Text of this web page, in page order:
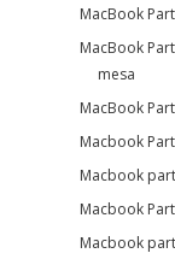
MacBook
MacBook
mesa
MacBook
Macbook
Macbook
Macbook
Macbook